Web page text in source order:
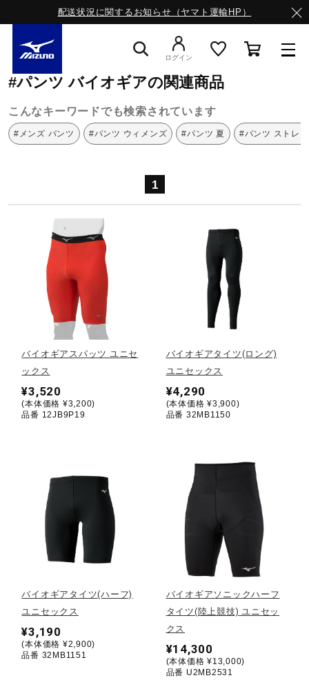
配送状況に関するお知らせ（ヤマト運輸HP）
ライフスタイルウエア
サッカー／フットサル
トレーニング
野球
ゴルフ
バレーボール
テニス／ソフトテニス
バドミントン
陸上競技
ログイン
ミズノ公式オンライン
#パンツ バイオギアの関連商品
こんなキーワードでも検索されています
#メンズ パンツ #パンツ ウィメンズ #パンツ 夏 #パンツ ストレ
1
バイオギアスパッツ ユニセ
ックス
¥3,520
(本体価格 ¥3,200)
品番 12JB9P19
バイオギアタイツ(ロング)
ユニセックス
¥4,290
(本体価格 ¥3,900)
品番 32MB1150
バイオギアタイツ(ハーフ)
ユニセックス
¥3,190
(本体価格 ¥2,900)
品番 32MB1151
バイオギアソニックハーフ
タイツ(陸上競技) ユニセッ
クス
¥14,300
(本体価格 ¥13,000)
品番 U2MB2531